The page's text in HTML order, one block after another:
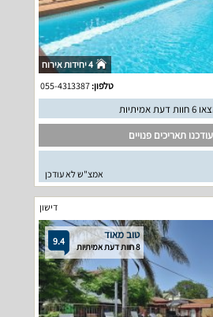
4 יחידות אירוח
טלפון:055-4313387
דעת אמיתיות
תאריכים פנויים
אמצ"ש לא עודכן
דישון
9.4 טוב מאוד
8 חוות דעת אמיתיות